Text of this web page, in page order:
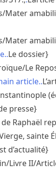
Mater
Mater
Le dossier}
Le
article..
presse}
Raphaël
sainte
d’actualité}
Livre II/